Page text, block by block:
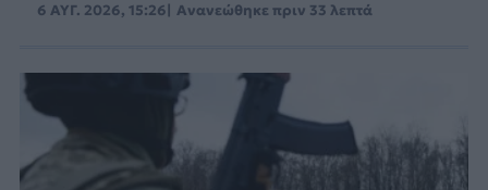
6 ΑΥΓ. 2026, 15:26 Ανανεώθηκε πριν 33 λεπτά